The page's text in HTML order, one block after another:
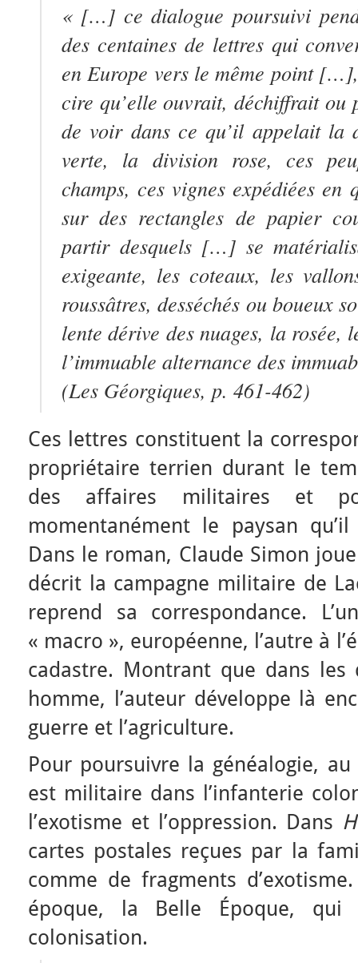
« […] ce dialogue poursuivi
des centaines de lettres qui
en Europe vers le même point
cire qu’elle ouvrait, déchiffrait ou
de voir dans ce qu’il appelait la
verte, la division rose, ces
champs, ces vignes expédiées
sur des rectangles de papier
partir desquels […] se
exigeante, les coteaux, les
roussâtres, desséchés ou boueux
lente dérive des nuages, la rosée,
l’immuable alternance des
(Les Géorgiques, p. 461-462)
Ces lettres constituent la
propriétaire terrien durant le
des affaires militaires et
momentanément le paysan
Dans le roman, Claude Simon
décrit la campagne militaire de
reprend sa correspondance.
« macro », européenne, l’autre à
cadastre. Montrant que dans les
homme, l’auteur développe là
guerre et l’agriculture.
Pour poursuivre la généalogie,
est militaire dans l’infanterie
l’exotisme et l’oppression. Dans
cartes postales reçues par la
comme de fragments
époque, la Belle Époque,
colonisation.